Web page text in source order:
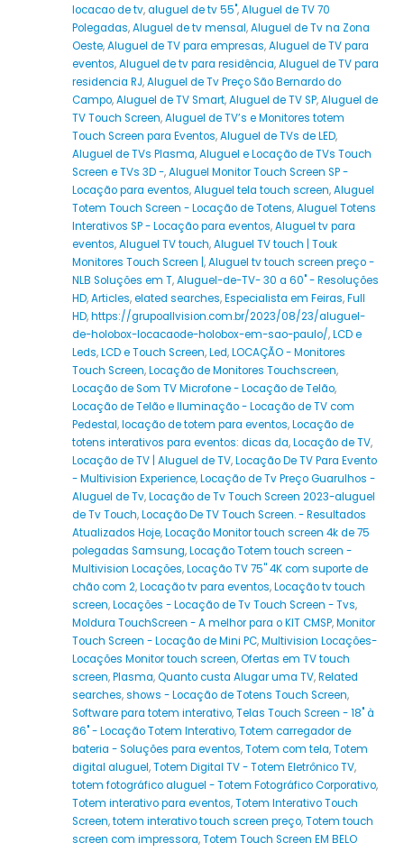
locacao de tv,aluguel de tv 55",Aluguel de TV 70
Polegadas,Aluguel de tv mensal,Aluguel de Tv na Zona
Oeste,Aluguel de TV para empresas,Aluguel de TV para
eventos,Aluguel de tv para residência,Aluguel de TV para
residencia RJ,Aluguel de Tv Preço São Bernardo do
Campo,Aluguel de TV Smart,Aluguel de TV SP,Aluguel de
TV Touch Screen,Aluguel de TV’s e Monitores totem
Touch Screen para Eventos,Aluguel de TVs de LED,
Aluguel de TVs Plasma,Aluguel e Locação de TVs Touch
Screen e TVs 3D -,Aluguel Monitor Touch Screen SP -
Locação para eventos,Aluguel tela touch screen,Aluguel
Totem Touch Screen - Locação de Totens,Aluguel Totens
Interativos SP - Locação para eventos,Aluguel tv para
eventos,Aluguel TV touch,Aluguel TV touch | Touk
Monitores Touch Screen | ,Aluguel tv touch screen preço -
NLB Soluções em T,Aluguel-de-TV- 30 a 60" - Resoluções
HD,Articles,elated searches,Especialista em Feiras,Full
HD,https://grupoallvision.com.br/2023/08/23/aluguel-
de-holobox-locacaode-holobox-em-sao-paulo/,LCD e
Leds,LCD e Touch Screen,Led,LOCAÇÃO - Monitores
Touch Screen,Locação de Monitores Touchscreen,
Locação de Som TV Microfone - Locação de Telão,
Locação de Telão e Iluminação - Locação de TV com
Pedestal,locação de totem para eventos,Locação de
totens interativos para eventos: dicas da,Locação de TV,
Locação de TV | Aluguel de TV,Locação De TV Para Evento
- Multivision Experience,Locação de Tv Preço Guarulhos -
Aluguel de Tv,Locação de Tv Touch Screen 2023-aluguel
de Tv Touch,Locação De TV Touch Screen. - Resultados
Atualizados Hoje,Locação Monitor touch screen 4k de 75
polegadas Samsung,Locação Totem touch screen -
Multivision Locações,Locação TV 75'' 4K com suporte de
chão com 2,Locação tv para eventos,Locação tv touch
screen,Locações - Locação de Tv Touch Screen - Tvs,
Moldura TouchScreen - A melhor para o KIT CMSP,Monitor
Touch Screen - Locação de Mini PC,Multivision Locações-
Locações Monitor touch screen,Ofertas em TV touch
screen,Plasma,Quanto custa Alugar uma TV,Related
searches,shows - Locação de Totens Touch Screen,
Software para totem interativo,Telas Touch Screen - 18" à
86" - Locação Totem Interativo,Totem carregador de
bateria - Soluções para eventos,Totem com tela,Totem
digital aluguel,Totem Digital TV - Totem Eletrônico TV,
totem fotográfico aluguel - Totem Fotográfico Corporativo,
Totem interativo para eventos,Totem Interativo Touch
Screen,totem interativo touch screen preço,Totem touch
screen com impressora,Totem Touch Screen EM BELO